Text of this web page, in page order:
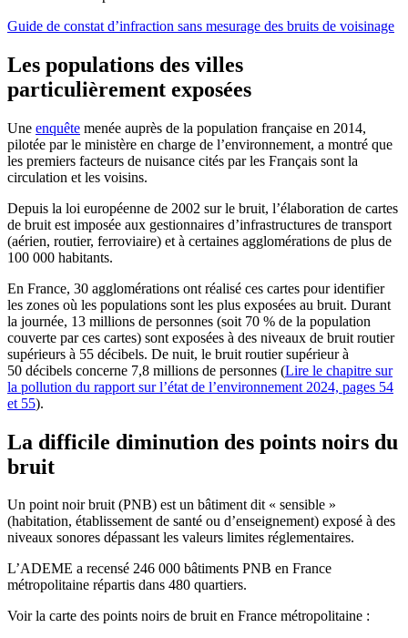
Guide de constat d’infraction sans mesurage des bruits de voisinage
Les populations des villes
particulièrement exposées
Une enquête menée auprès de la population française en 2014,
pilotée par le ministère en charge de l’environnement, a montré que
les premiers facteurs de nuisance cités par les Français sont la
circulation et les voisins.
Depuis la loi européenne de 2002 sur le bruit, l’élaboration de cartes
de bruit est imposée aux gestionnaires d’infrastructures de transport
(aérien, routier, ferroviaire) et à certaines agglomérations de plus de
100 000 habitants.
En France, 30 agglomérations ont réalisé ces cartes pour identifier
les zones où les populations sont les plus exposées au bruit. Durant
la journée, 13 millions de personnes (soit 70 % de la population
couverte par ces cartes) sont exposées à des niveaux de bruit routier
supérieurs à 55 décibels. De nuit, le bruit routier supérieur à
50 décibels concerne 7,8 millions de personnes (Lire le chapitre sur
la pollution du rapport sur l’état de l’environnement 2024, pages 54
et 55).
La difficile diminution des points noirs du
bruit
Un point noir bruit (PNB) est un bâtiment dit « sensible »
(habitation, établissement de santé ou d’enseignement) exposé à des
niveaux sonores dépassant les valeurs limites réglementaires.
L’ADEME a recensé 246 000 bâtiments PNB en France
métropolitaine répartis dans 480 quartiers.
Voir la carte des points noirs de bruit en France métropolitaine :